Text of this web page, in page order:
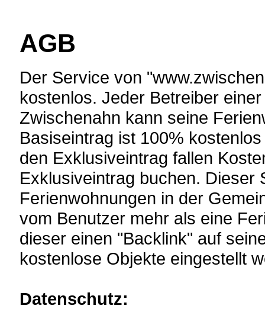
AGB
Der Service von
kostenlos. Jeder Betreiber
Zwischenahn kann seine
Basiseintrag ist 100%
den Exklusiveintrag fallen
Exklusiveintrag buchen.
Ferienwohnungen in der
vom Benutzer mehr als eine
dieser einen "Backlink" auf
kostenlose Objekte eingestellt
Datenschutz: